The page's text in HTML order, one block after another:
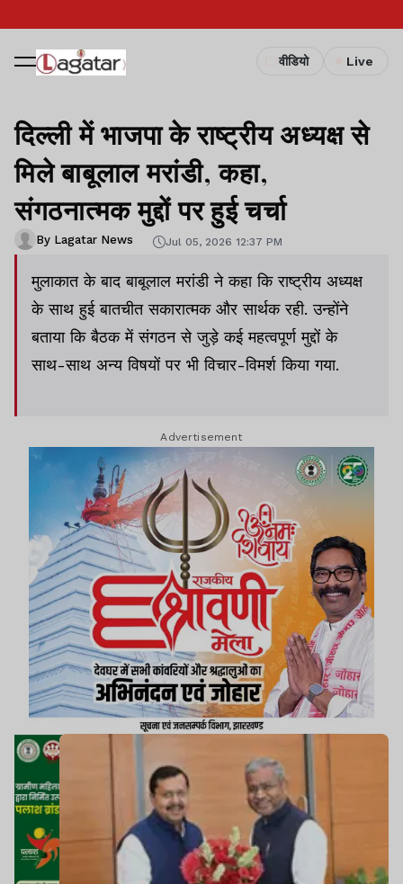
वीडियो Live
दिल्ली में भाजपा के राष्ट्रीय अध्यक्ष से
मिले बाबूलाल मरांडी, कहा,
संगठनात्मक मुद्दों पर हुई चर्चा
By Lagatar News Jul 05, 2026 12:37 PM
मुलाकात के बाद बाबूलाल मरांडी ने कहा कि राष्ट्रीय अध्यक्ष
के साथ हुई बातचीत सकारात्मक और सार्थक रही. उन्होंने
बताया कि बैठक में संगठन से जुड़े कई महत्वपूर्ण मुद्दों के
साथ-साथ अन्य विषयों पर भी विचार-विमर्श किया गया.
Advertisement